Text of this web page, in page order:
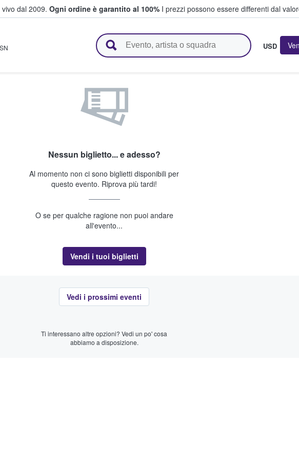
dal 2009. Ogni ordine è garantito al 100% I prezzi possono essere differenti dal
biglietti
SN USD
Nessun biglietto... e adesso?
Al momento non ci sono biglietti disponibili per
questo evento. Riprova più tardi!
O se per qualche ragione non puoi andare
all'evento...
Vendi i tuoi biglietti
Vedi i prossimi eventi
Ti interessano altre opzioni? Vedi un po' cosa
abbiamo a disposizione.